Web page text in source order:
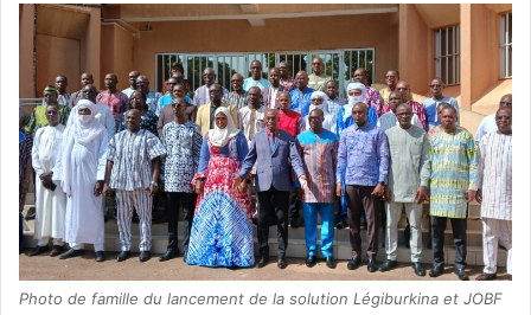
Photo de famille du lancement de la solution Légiburkina et JOBF